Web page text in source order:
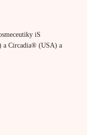
iS
Circadia® (USA) a